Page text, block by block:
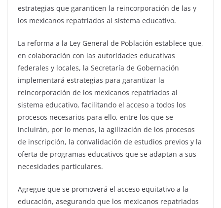
estrategias que garanticen la reincorporación de las y
los mexicanos repatriados al sistema educativo.
La reforma a la Ley General de Población establece que,
en colaboración con las autoridades educativas
federales y locales, la Secretaría de Gobernación
implementará estrategias para garantizar la
reincorporación de los mexicanos repatriados al
sistema educativo, facilitando el acceso a todos los
procesos necesarios para ello, entre los que se
incluirán, por lo menos, la agilización de los procesos
de inscripción, la convalidación de estudios previos y la
oferta de programas educativos que se adaptan a sus
necesidades particulares.
Agregue que se promoverá el acceso equitativo a la
educación, asegurando que los mexicanos repatriados